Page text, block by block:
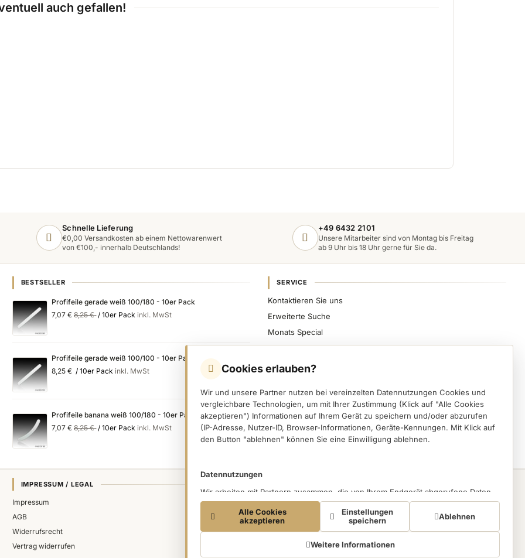
Cookies erlauben?
Wir und unsere Partner nutzen bei vereinzelten Datennutzungen Cookies und
vergleichbare Technologien, um mit Ihrer Zustimmung (Klick auf "Alle Cookies
akzeptieren") Informationen auf Ihrem Gerät zu speichern und/oder abzurufen
(IP-Adresse, Nutzer-ID, Browser-Informationen, Geräte-Kennungen. Mit Klick auf
den Button "ablehnen" können Sie eine Einwilligung ablehnen.
Datennutzungen
Wir arbeiten mit Partnern zusammen, die von Ihrem Endgerät abgerufene Daten
(Trackingdaten) auch zu eigenen Zwecken (z.B. Profilbildungen) / zu Zwecken
Dritter verarbeiten. Vor diesem Hintergrund erfordert nicht nur die Erhebung der
Trackingdaten, sondern auch deren Weiterverarbeitung durch diese Anbieter
den in dem Button "Alle Cookies akzeptieren" klicken. Bei den Partnern handelt
Alle Cookies
akzeptieren
Einstellungen
speichern
Ablehnen
Weitere Informationen
auch gefallen!
Schnelle Lieferung
€0,00 Versandkosten ab einem Nettowarenwert
von €100,- innerhalb Deutschlands!
+49 6432 2101
Unsere Mitarbeiter sind von Montag bis Freitag
ab 9 Uhr bis 18 Uhr gerne für Sie da.
BESTSELLER
Profifeile gerade weiß 100/180 - 10er Pack
Special
Price
7,07 € Regular
Price
8,25 € / 10er Pack inkl. MwSt
Profifeile gerade weiß 100/100 - 10er Pack
8,25 € / 10er Pack inkl. MwSt
Profifeile banana weiß 100/180 - 10er Pack
Special
Price
7,07 € Regular
Price
8,25 € / 10er Pack inkl. MwSt
SERVICE
Kontaktieren Sie uns
Erweiterte Suche
Monats Special
erhalten.
Instagram (öffnet in einem neuen Tab)
Facebook (öffnet in einem neuen Tab)
Pinterest (öffnet in einem neuen Tab)
Deutsch
English
IMPRESSUM / LEGAL
Impressum
AGB
Widerrufsrecht
Vertrag widerrufen
eBay
Amazon
SKINTRIX